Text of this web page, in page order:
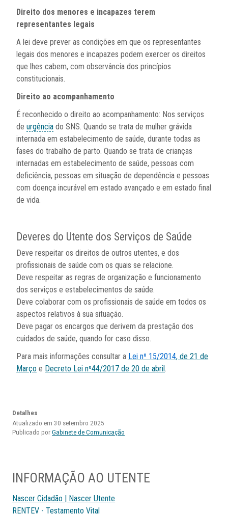
Direito dos menores e incapazes terem
representantes legais
A lei deve prever as condições em que os representantes
legais dos menores e incapazes podem exercer os direitos
que lhes cabem, com observância dos princípios
constitucionais.
Direito ao acompanhamento
É reconhecido o direito ao acompanhamento: Nos serviços
deurgência do SNS. Quando se trata de mulher grávida
internada em estabelecimento de saúde, durante todas as
fases do trabalho de parto. Quando se trata de crianças
internadas em estabelecimento de saúde, pessoas com
deficiência, pessoas em situação de dependência e pessoas
com doença incurável em estado avançado e em estado final
de vida.
Deveres do Utente dos Serviços de Saúde
Deve respeitar os direitos de outros utentes, e dos
profissionais de saúde com os quais se relacione.
Deve respeitar as regras de organização e funcionamento
dos serviços e estabelecimentos de saúde.
Deve colaborar com os profissionais de saúde em todos os
aspectos relativos à sua situação.
Deve pagar os encargos que derivem da prestação dos
cuidados de saúde, quando for caso disso.
Para mais informações consultar a Lei nº 15/2014, de 21 de
Março e Decreto Lei nº44/2017 de 20 de abril.
Detalhes
Atualizado em 30 setembro 2025
Publicado porGabinete de Comunicação
INFORMAÇÃO AO UTENTE
Nascer Cidadão | Nascer Utente
RENTEV - Testamento Vital